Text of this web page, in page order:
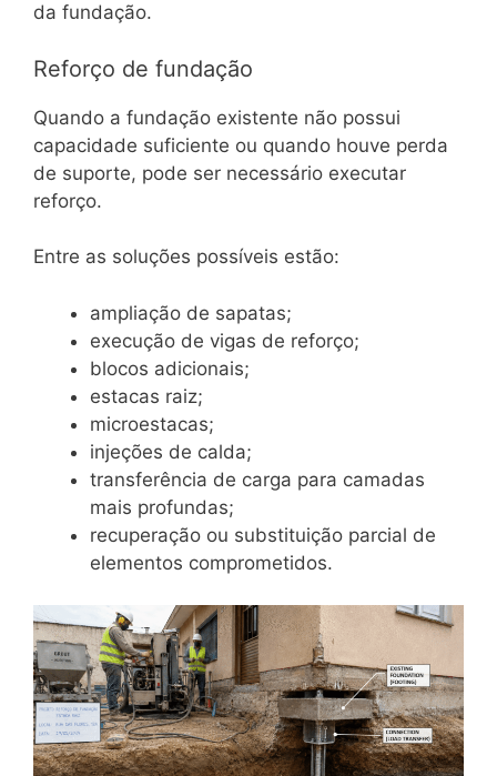
da fundação.
Reforço de fundação
Quando a fundação existente não possui
capacidade suficiente ou quando houve perda
de suporte, pode ser necessário executar
reforço.
Entre as soluções possíveis estão:
ampliação de sapatas;
execução de vigas de reforço;
blocos adicionais;
estacas raiz;
microestacas;
injeções de calda;
transferência de carga para camadas
mais profundas;
recuperação ou substituição parcial de
elementos comprometidos.